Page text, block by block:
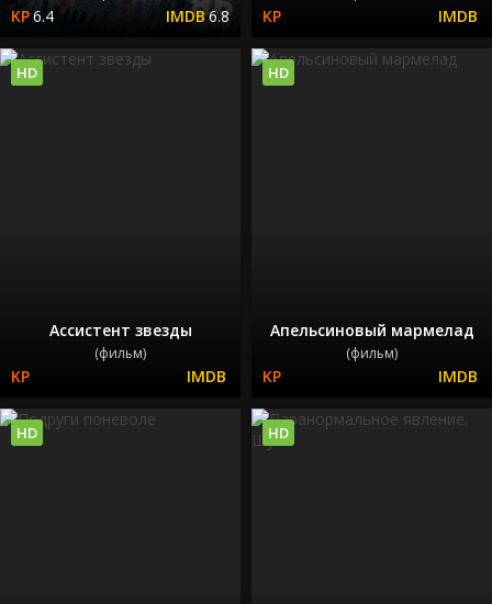
6.4 6.8
Ассистент звезды
(фильм)
HD
Апельсиновый мармелад
(фильм)
HD
HD HD